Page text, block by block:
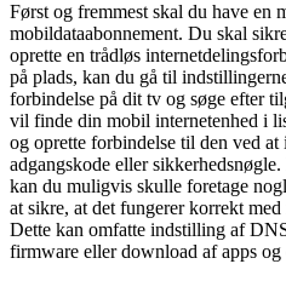
Først og fremmest skal du have en
mobildataabonnement. Du skal
oprette en trådløs
på plads, kan du gå til
forbindelse på dit tv og søge efter
vil finde din mobil internetenhed i
og oprette forbindelse til den ved at
adgangskode eller
kan du muligvis skulle foretage
at sikre, at det fungerer korrekt
Dette kan omfatte indstilling af
firmware eller download af apps og